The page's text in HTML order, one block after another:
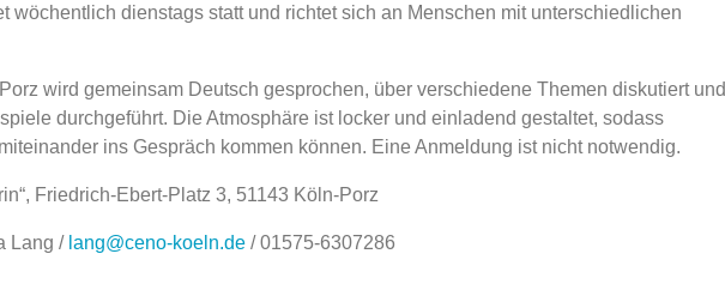
wöchentlich dienstags statt und richtet sich an Menschen mit unterschiedlichen
wird gemeinsam Deutsch gesprochen, über verschiedene Themen diskutiert und
durchgeführt. Die Atmosphäre ist locker und einladend gestaltet, sodass
ins Gespräch kommen können. Eine Anmeldung ist nicht notwendig.
Friedrich-Ebert-Platz 3, 51143 Köln-Porz
Lang / lang@ceno-koeln.de / 01575-6307286